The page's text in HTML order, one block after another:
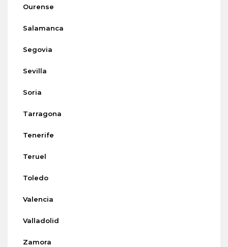
Ourense
Salamanca
Segovia
Sevilla
Soria
Tarragona
Tenerife
Teruel
Toledo
Valencia
Valladolid
Zamora